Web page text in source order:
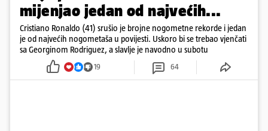
mijenjao jedan od najvećih...
Cristiano Ronaldo (41) srušio je brojne nogometne rekorde i jedan
je od najvećih nogometaša u povijesti. Uskoro bi se trebao vjenčati
sa Georginom Rodriguez, a slavlje je navodno u subotu
19 64